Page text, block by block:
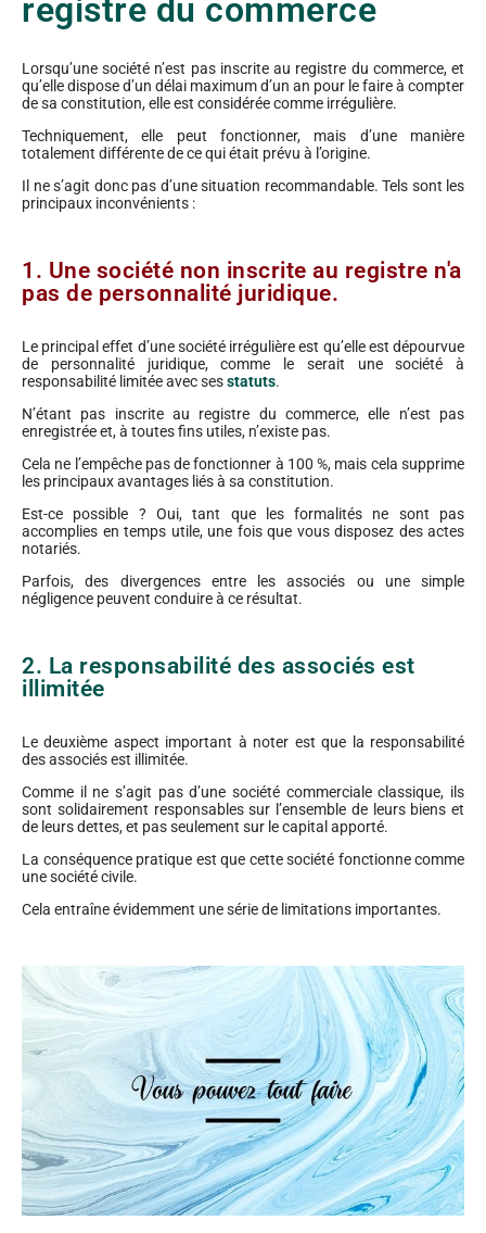
registre du commerce
Lorsqu’une société n’est pas inscrite au registre du commerce, et
qu’elle dispose d’un délai maximum d’un an pour le faire à compter
de sa constitution, elle est considérée comme irrégulière.
Techniquement, elle peut fonctionner, mais d’une manière
totalement différente de ce qui était prévu à l’origine.
Il ne s’agit donc pas d’une situation recommandable. Tels sont les
principaux inconvénients :
1. Une société non inscrite au registre n'a
pas de personnalité juridique.
Le principal effet d’une société irrégulière est qu’elle est dépourvue
de personnalité juridique, comme le serait une société à
responsabilité limitée avec sesstatuts.
N’étant pas inscrite au registre du commerce, elle n’est pas
enregistrée et, à toutes fins utiles, n’existe pas.
Cela ne l’empêche pas de fonctionner à 100 %, mais cela supprime
les principaux avantages liés à sa constitution.
Est-ce possible ? Oui, tant que les formalités ne sont pas
accomplies en temps utile, une fois que vous disposez des actes
notariés.
Parfois, des divergences entre les associés ou une simple
négligence peuvent conduire à ce résultat.
2. La responsabilité des associés est
illimitée
Le deuxième aspect important à noter est que la responsabilité
des associés est illimitée.
Comme il ne s’agit pas d’une société commerciale classique, ils
sont solidairement responsables sur l’ensemble de leurs biens et
de leurs dettes, et pas seulement sur le capital apporté.
La conséquence pratique est que cette société fonctionne comme
une société civile.
Cela entraîne évidemment une série de limitations importantes.